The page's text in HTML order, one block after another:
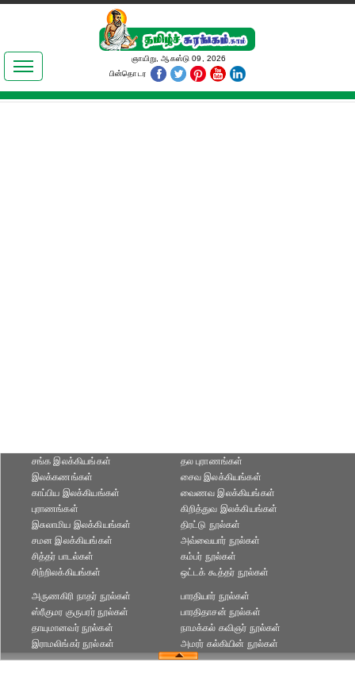
இலக்கியங்கள்
தமிழ் உலகம்
ஞாயிறு, ஆகஸ்டு 09, 2026
பின்தொடர
சங்க இலக்கியங்கள்
இலக்கணங்கள்
காப்பிய இலக்கியங்கள்
புராணங்கள்
தல புராணங்கள்
சைவ இலக்கியங்கள்
வைணவ இலக்கியங்கள்
கிறித்துவ இலக்கியங்கள்
இசுலாமிய இலக்கியங்கள்
சமன இலக்கியங்கள்
சித்தர் பாடல்கள்
சிற்றிலக்கியங்கள்
திரட்டு நூல்கள்
அவ்வையார் நூல்கள்
கம்பர் நூல்கள்
ஒட்டக் கூத்தர் நூல்கள்
அருணகிரி நாதர் நூல்கள்
ஸ்ரீகுமர குருபரர் நூல்கள்
தாயுமானவர் நூல்கள்
இராமலிங்கர் நூல்கள்
பாரதியார் நூல்கள்
பாரதிதாசன் நூல்கள்
நாமக்கல் கவிஞர் நூல்கள்
அமரர் கல்கியின் நூல்கள்